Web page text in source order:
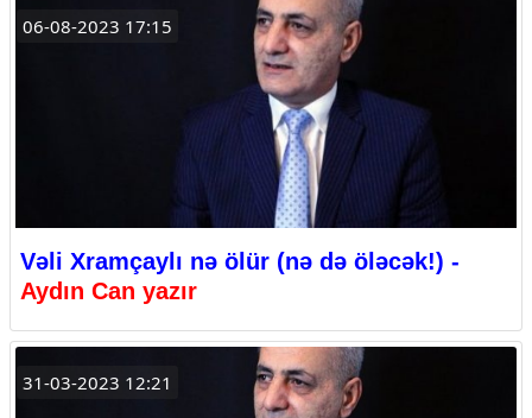
06-08-2023 17:15
Vəli Xramçaylı nə ölür (nə də öləcək!) -
Aydın Can yazır
31-03-2023 12:21